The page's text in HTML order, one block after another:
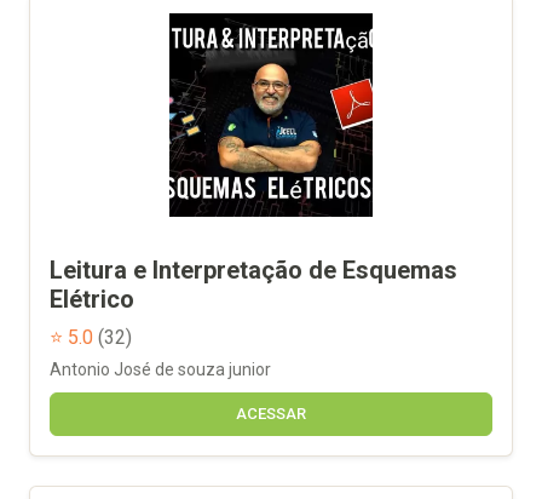
Leitura e Interpretação de Esquemas
Elétrico
⭐ 5.0 (32)
Antonio José de souza junior
ACESSAR